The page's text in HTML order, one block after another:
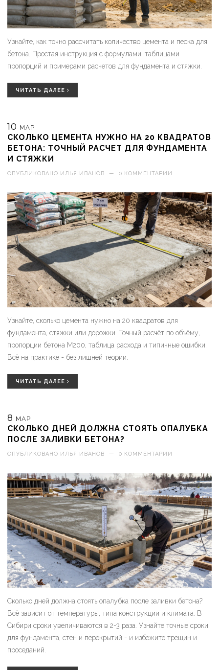
Узнайте, как точно рассчитать количество цемента и песка для
бетона. Простая инструкция с формулами, таблицами
пропорций и примерами расчетов для фундамента и стяжки.
ЧИТАТЬ ДАЛЕЕ
10 МАР
СКОЛЬКО ЦЕМЕНТА НУЖНО НА 20 КВАДРАТОВ
БЕТОНА: ТОЧНЫЙ РАСЧЕТ ДЛЯ ФУНДАМЕНТА
И СТЯЖКИ
ОПУБЛИКОВАНО ИЛЬЯ ИВАНОВ — 0 КОММЕНТАРИИ
Узнайте, сколько цемента нужно на 20 квадратов для
фундамента, стяжки или дорожки. Точный расчёт по объёму,
пропорции бетона М200, таблица расхода и типичные ошибки.
Всё на практике - без лишней теории.
ЧИТАТЬ ДАЛЕЕ
8 МАР
СКОЛЬКО ДНЕЙ ДОЛЖНА СТОЯТЬ ОПАЛУБКА
ПОСЛЕ ЗАЛИВКИ БЕТОНА?
ОПУБЛИКОВАНО ИЛЬЯ ИВАНОВ — 0 КОММЕНТАРИИ
Сколько дней должна стоять опалубка после заливки бетона?
Всё зависит от температуры, типа конструкции и климата. В
Сибири сроки увеличиваются в 2-3 раза. Узнайте точные сроки
для фундамента, стен и перекрытий - и избежите трещин и
проседаний.